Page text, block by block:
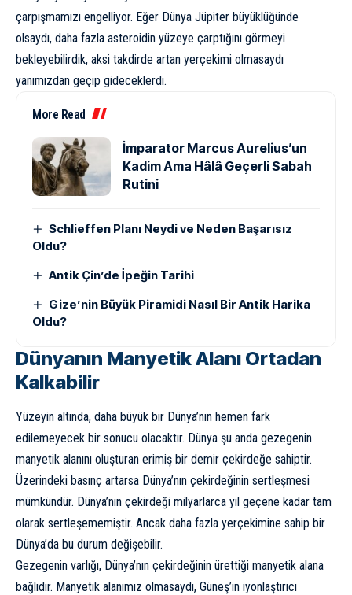
çarpışmamızı engelliyor. Eğer Dünya Jüpiter büyüklüğünde
olsaydı, daha fazla asteroidin yüzeye çarptığını görmeyi
bekleyebilirdik, aksi takdirde artan yerçekimi olmasaydı
yanımızdan geçip gideceklerdi.
More Read
İmparator Marcus Aurelius’un
Kadim Ama Hâlâ Geçerli Sabah
Rutini
Schlieffen Planı Neydi ve Neden Başarısız
Oldu?
Antik Çin’de İpeğin Tarihi
Gize’nin Büyük Piramidi Nasıl Bir Antik Harika
Oldu?
Dünyanın Manyetik Alanı Ortadan
Kalkabilir
Yüzeyin altında, daha büyük bir Dünya’nın hemen fark
edilemeyecek bir sonucu olacaktır. Dünya şu anda gezegenin
manyetik alanını oluşturan erimiş bir demir çekirdeğe sahiptir.
Üzerindeki basınç artarsa Dünya’nın çekirdeğinin sertleşmesi
mümkündür. Dünya’nın çekirdeği milyarlarca yıl geçene kadar tam
olarak sertleşememiştir. Ancak daha fazla yerçekimine sahip bir
Dünya’da bu durum değişebilir.
Gezegenin varlığı, Dünya’nın çekirdeğinin ürettiği manyetik alana
bağlıdır. Manyetik alanımız olmasaydı, Güneş’in iyonlaştırıcı